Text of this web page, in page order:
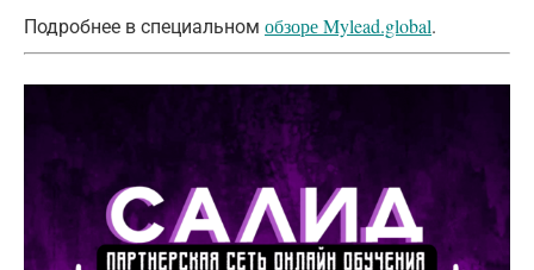
Подробнее в специальном обзоре Mylead.global.